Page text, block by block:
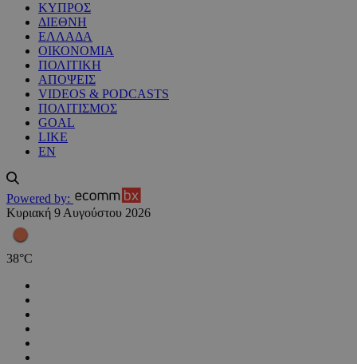
ΚΥΠΡΟΣ
ΔΙΕΘΝΗ
ΕΛΛΑΔΑ
ΟΙΚΟΝΟΜΙΑ
ΠΟΛΙΤΙΚΗ
ΑΠΟΨΕΙΣ
VIDEOS & PODCASTS
ΠΟΛΙΤΙΣΜΟΣ
GOAL
LIKE
EN
Powered by:
Κυριακή 9 Αυγούστου 2026
38°C